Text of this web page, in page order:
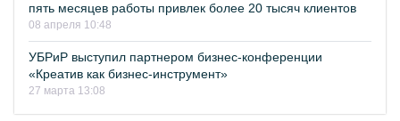
пять месяцев работы привлек более 20 тысяч клиентов
08 апреля 10:48
УБРиР выступил партнером бизнес-конференции
«Креатив как бизнес-инструмент»
27 марта 13:08